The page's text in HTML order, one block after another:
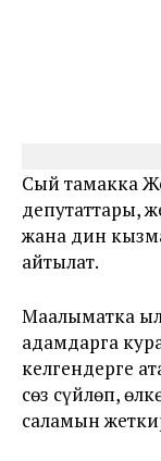
Сый тамакка
депутаттары,
жана дин
айтылат.
Маалыматка
адамдарга
келгендерге
сөз сүйлөп,
саламын